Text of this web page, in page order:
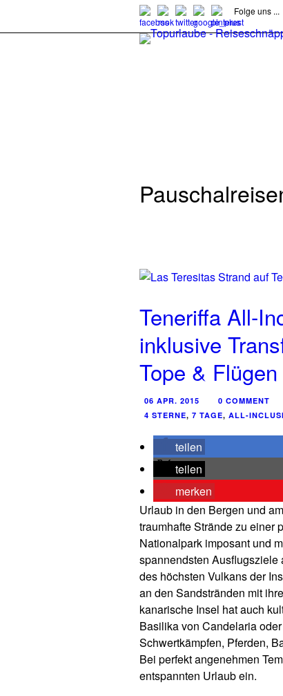
Folge uns ...
Teneriffa All-
inklusive
Tope &
06 APR. 2015 0 COMMENT
4 STERNE, 7 TAGE, ALL-
teilen
teilen
merken
Urlaub in den Bergen und
traumhafte Strände zu einer
Nationalpark imposant und
spannendsten Ausflugsziele
des höchsten Vulkans der
an den Sandstränden mit
kanarische Insel hat auch
Basilika von Candelaria
Schwertkämpfen, Pferden,
Bei perfekt angenehmen
entspannten Urlaub ein.